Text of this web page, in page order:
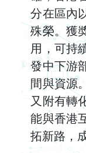
分在區內
殊榮。獲
用，可持
發中下游
間與資源
又附有轉
能與香港
拓新路，